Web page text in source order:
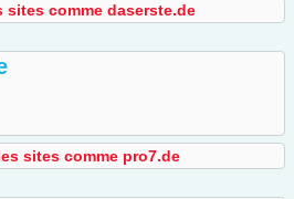
sites comme daserste.de
sites comme pro7.de